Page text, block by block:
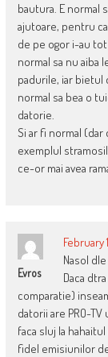
bautura. E normal
ajutoare, pentru
de pe ogor i-au
normal sa nu aiba
padurile, iar bietul
normal sa bea o
datorie.
Si ar fi normal
exemplul
ce-or mai avea
Evros
February
Nasol
Daca
comparatie)
datorii are PRO-
faca sluj la
fidel emisiunilor